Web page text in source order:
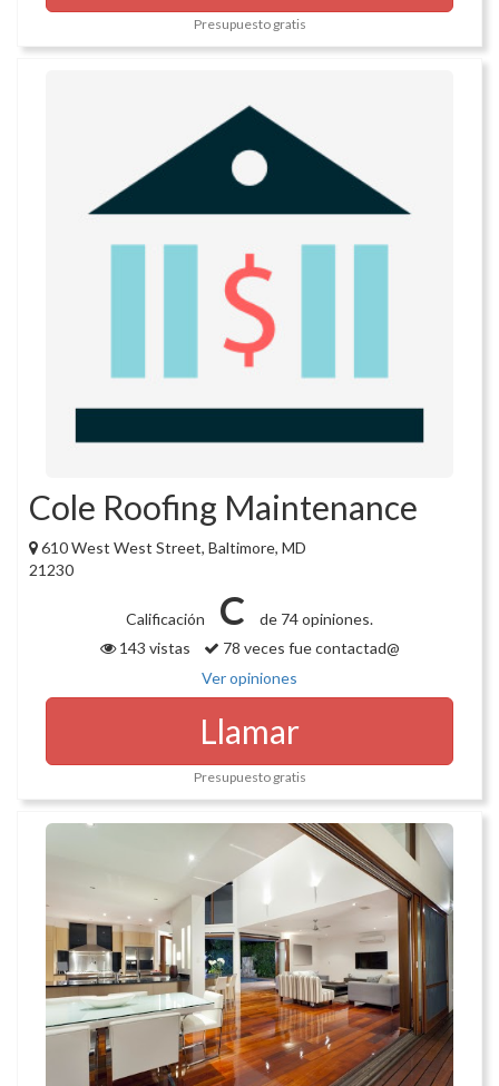
Presupuesto gratis
Cole Roofing Maintenance
610 West West Street, Baltimore, MD
21230
Calificación C
de 74 opiniones.
143 vistas
78 veces fue contactad@
Ver opiniones
Llamar
Presupuesto gratis